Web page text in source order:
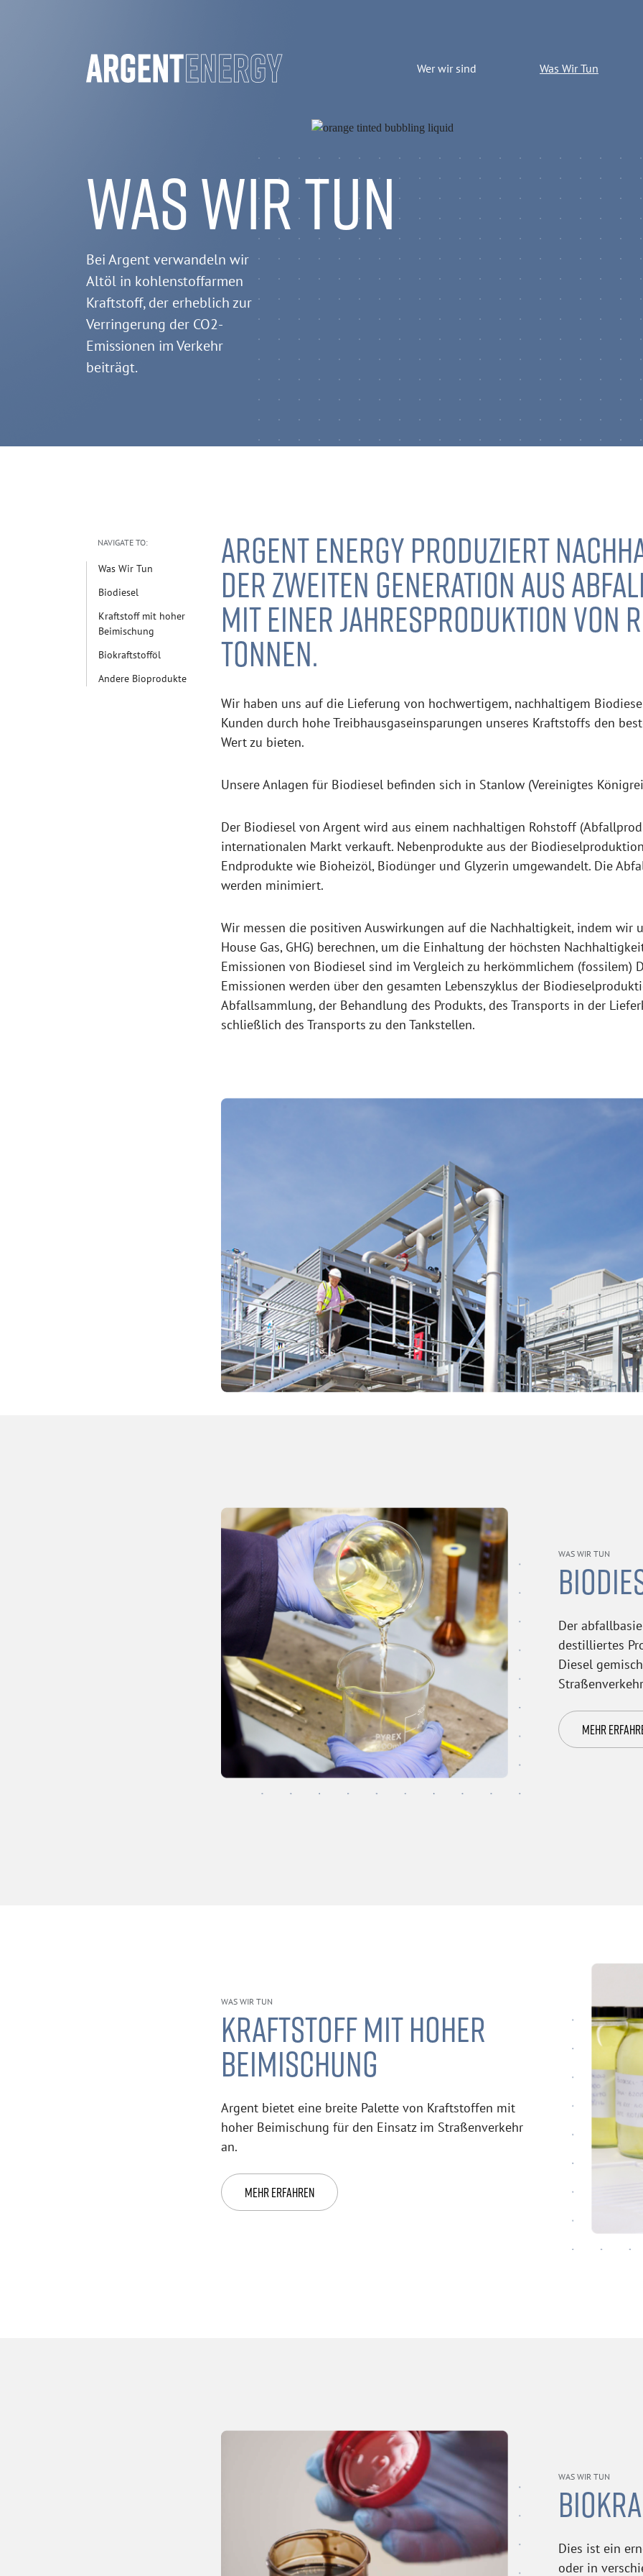
Wer wir sind Was Wir Tun
WAS WIR TUN
Bei Argent verwandeln wir
Altöl in kohlenstoffarmen
Kraftstoff, der erheblich zur
Verringerung der CO2-
Emissionen im Verkehr
beiträgt.
NAVIGATE TO:
Was Wir Tun
Biodiesel
Kraftstoff mit hoher
Beimischung
Biokraftstofföl
Andere Bioprodukte
ARGENT ENERGY PRODUZIERT
DER ZWEITEN GENERATION AUS
MIT EINER JAHRESPRODUKTION VON
TONNEN.
Wir haben uns auf die Lieferung von hochwertigem, nachhaltigem
Kunden durch hohe Treibhausgaseinsparungen unseres Kraftstoffs den
Wert zu bieten.
Unsere Anlagen für Biodiesel befinden sich in Stanlow (Vereinigtes
Der Biodiesel von Argent wird aus einem nachhaltigen Rohstoff
internationalen Markt verkauft. Nebenprodukte aus der
Endprodukte wie Bioheizöl, Biodünger und Glyzerin umgewandelt. Die
werden minimiert.
Wir messen die positiven Auswirkungen auf die Nachhaltigkeit, indem wir
House Gas, GHG) berechnen, um die Einhaltung der höchsten
Emissionen von Biodiesel sind im Vergleich zu herkömmlichem (fossilem)
Emissionen werden über den gesamten Lebenszyklus der
Abfallsammlung, der Behandlung des Produkts, des Transports in der
schließlich des Transports zu den Tankstellen.
WAS WIR TUN
Der
destilliertes
Diesel
MEHR
WAS WIR TUN
KRAFTSTOFF MIT HOHER
BEIMISCHUNG
Argent bietet eine breite Palette von Kraftstoffen mit
hoher Beimischung für den Einsatz im Straßenverkehr
an.
MEHR ERFAHREN
WAS WIR TUN
Dies ist ein
oder in